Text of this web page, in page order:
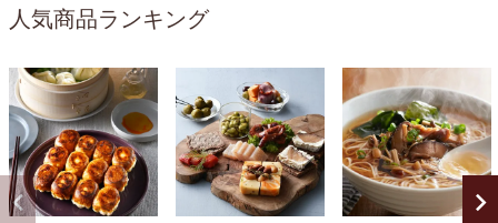
人気商品ランキング